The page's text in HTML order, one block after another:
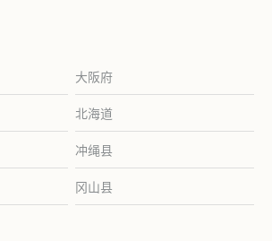
大阪府
北海道
冲绳县
冈山县